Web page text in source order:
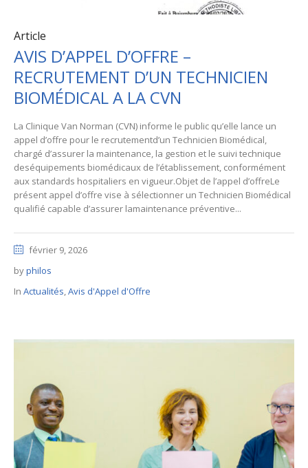
Article
AVIS D’APPEL D’OFFRE –
RECRUTEMENT D’UN TECHNICIEN
BIOMÉDICAL A LA CVN
La Clinique Van Norman (CVN) informe le public qu’elle lance un
appel d’offre pour le recrutementd’un Technicien Biomédical,
chargé d’assurer la maintenance, la gestion et le suivi technique
deséquipements biomédicaux de l’établissement, conformément
aux standards hospitaliers en vigueur.Objet de l’appel d’offreLe
présent appel d’offre vise à sélectionner un Technicien Biomédical
qualifié capable d’assurer lamaintenance préventive...
février 9, 2026
byphilos
In Actualités,Avis d'Appel d'Offre